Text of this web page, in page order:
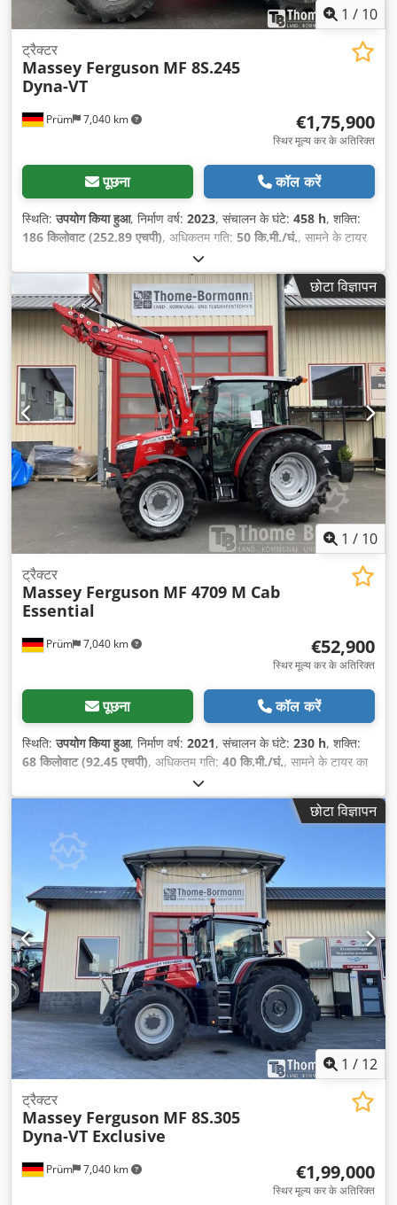
1 / 10
Prüm 7,040 km
ट्रैक्टर
Massey Ferguson MF 8S.245
Dyna-VT
€1,75,900
स्थिर मूल्य कर के अतिरिक्त
पूछना कॉल करें
स्थिति:उपयोग किया हुआ, निर्माण वर्ष: 2023, संचालन के घंटे: 458 h, शक्ति:
186 किलोवाट (252.89 एचपी), अधिकतम गति: 50 कि.मी./घं., सामने के टायर
, रियर टायर का आकार:
0%, टायर का आकार:710/70 R42, बिस्तरों की संख्या:43,
छोटा विज्ञापन
1 / 10
Prüm 7,040 km
ट्रैक्टर
Massey Ferguson MF 4709 M Cab
Essential
€52,900
स्थिर मूल्य कर के अतिरिक्त
पूछना कॉल करें
स्थिति:उपयोग किया हुआ, निर्माण वर्ष: 2021, संचालन के घंटे: 230 h, शक्ति:
68 किलोवाट (92.45 एचपी), अधिकतम गति: 40 कि.मी./घं., सामने के टायर का
, रियर टायर का आकार:
टायर का आकार:480/70 R34,
छोटा विज्ञापन
1 / 12
Prüm 7,040 km
ट्रैक्टर
Massey Ferguson MF 8S.305
Dyna-VT Exclusive
€1,99,000
स्थिर मूल्य कर के अतिरिक्त